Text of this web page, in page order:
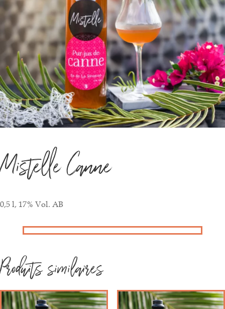
Mistelle Canne
0,5 l, 17% Vol. AB
Produits similaires